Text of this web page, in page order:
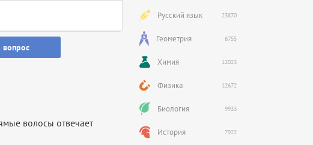
вопрос
волосы отвечает
Русский язык 23870
Геометрия 6755
Химия 12023
Физика 12672
Биология 9933
История 7922